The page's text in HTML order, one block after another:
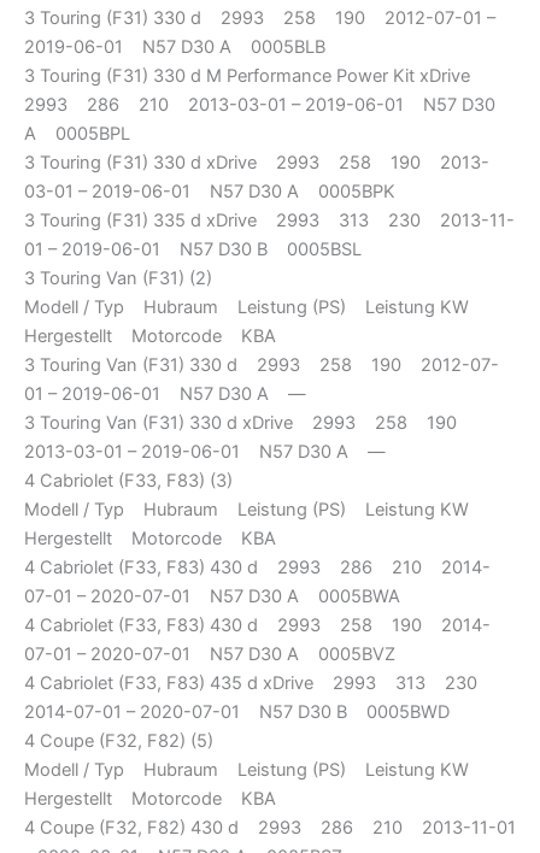
3 Touring (F31) 330 d 2993 258 190 2012-07-01 –
2019-06-01 N57 D30 A 0005BLB
3 Touring (F31) 330 d M Performance Power Kit xDrive
2993 286 210 2013-03-01 – 2019-06-01 N57 D30
A 0005BPL
3 Touring (F31) 330 d xDrive 2993 258 190 2013-
03-01 – 2019-06-01 N57 D30 A 0005BPK
3 Touring (F31) 335 d xDrive 2993 313 230 2013-11-
01 – 2019-06-01 N57 D30 B 0005BSL
3 Touring Van (F31) (2)
Modell / Typ Hubraum Leistung (PS) Leistung KW
Hergestellt Motorcode KBA
3 Touring Van (F31) 330 d 2993 258 190 2012-07-
01 – 2019-06-01 N57 D30 A —
3 Touring Van (F31) 330 d xDrive 2993 258 190
2013-03-01 – 2019-06-01 N57 D30 A —
4 Cabriolet (F33, F83) (3)
Modell / Typ Hubraum Leistung (PS) Leistung KW
Hergestellt Motorcode KBA
4 Cabriolet (F33, F83) 430 d 2993 286 210 2014-
07-01 – 2020-07-01 N57 D30 A 0005BWA
4 Cabriolet (F33, F83) 430 d 2993 258 190 2014-
07-01 – 2020-07-01 N57 D30 A 0005BVZ
4 Cabriolet (F33, F83) 435 d xDrive 2993 313 230
2014-07-01 – 2020-07-01 N57 D30 B 0005BWD
4 Coupe (F32, F82) (5)
Modell / Typ Hubraum Leistung (PS) Leistung KW
Hergestellt Motorcode KBA
4 Coupe (F32, F82) 430 d 2993 286 210 2013-11-01